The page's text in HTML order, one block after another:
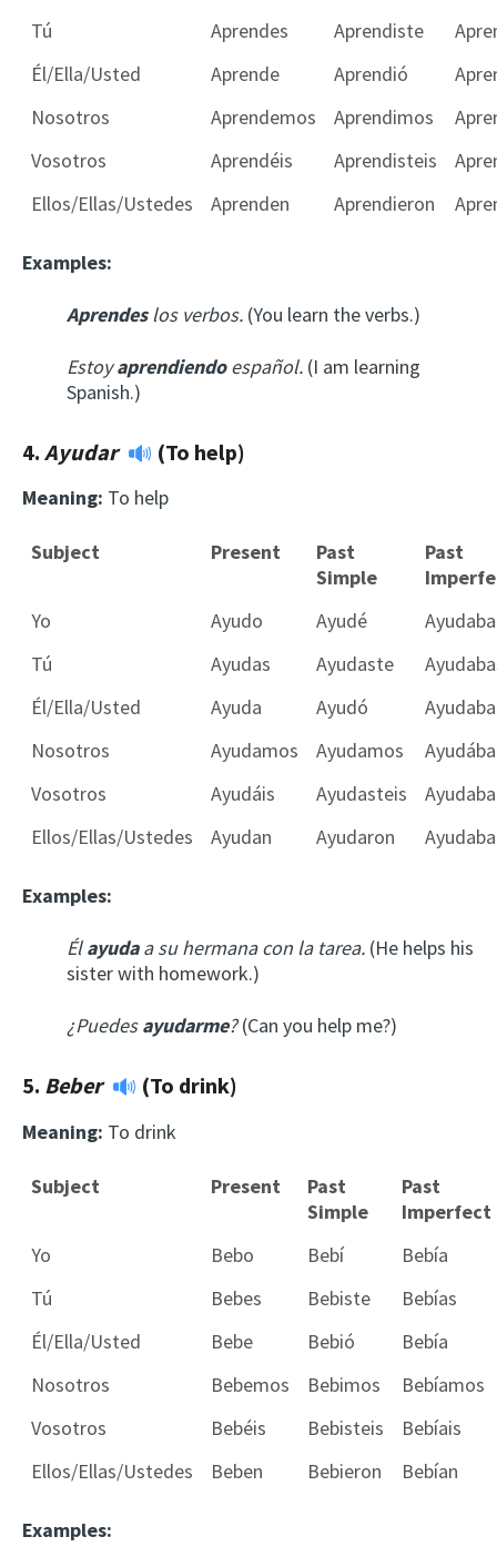
Tú
Aprendes Aprendiste
Él/Ella/Usted
Aprende Aprendió
Nosotros
Aprendemos Aprendimos
Vosotros
Aprendéis Aprendisteis
Ellos/Ellas/Ustedes
Aprenden Aprendieron
Examples:
Aprendeslos verbos. (You learn the verbs.)
Estoyaprendiendoespañol. (I am learning
Spanish.)
4.Ayudar (To help)
Meaning: To help
Subject Present
Past
Simple
Past
Yo
Ayudo Ayudé
Ayudaba
Tú
Ayudas Ayudaste
Él/Ella/Usted
Ayuda Ayudó
Ayudaba
Nosotros
Ayudamos Ayudamos
Vosotros
Ayudáis Ayudasteis
Ellos/Ellas/Ustedes
Ayudan Ayudaron
Examples:
Élayudaa su hermana con la tarea. (He helps his
sister with homework.)
¿Puedesayudarme?(Can you help me?)
5. Beber (To drink)
Meaning: To drink
Subject Present
Past
Simple
Past
Imperfect
Yo
Bebo Bebí
Bebía
Tú
Bebes Bebiste
Bebías
Él/Ella/Usted
Bebe Bebió
Bebía
Nosotros
Bebemos Bebimos
Bebíamos
Vosotros
Bebéis Bebisteis
Bebíais
Ellos/Ellas/Ustedes
Beben Bebieron Bebían
Examples: